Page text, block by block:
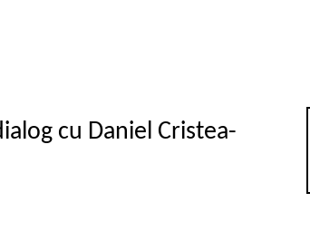
cu Daniel Cristea-